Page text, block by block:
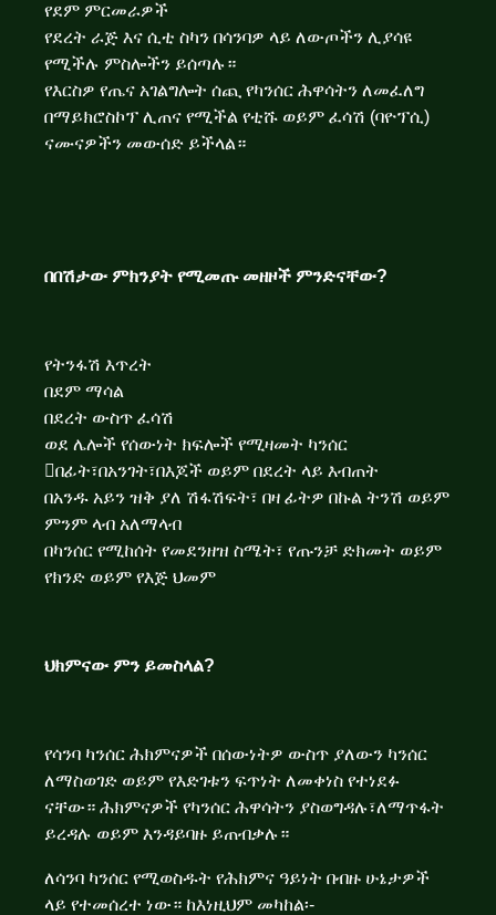
የደም ምርመራዎች
የደረት ራጅ እና ሲቲ ስካን በሳንባዎ ላይ ለውጦችን ሊያሳዩ
የሚችሉ ምስሎችን ይሰጣሉ።
የእርስዎ የጤና አገልግሎት ሰጪ የካንሰር ሕዋሳትን ለመፈለግ
በማይክሮስኮፕ ሊጠና የሚችል የቲሹ ወይም ፈሳሽ (ባዮፕሲ)
ናሙናዎችን መውሰድ ይችላል።
በበሽታው ምክንያት የሚመጡ መዘዞች ምንድናቸው?
የትንፋሽ እጥረት
በደም ማሳል
በደረት ውስጥ ፈሳሽ
ወደ ሌሎች የሰውነት ክፍሎች የሚዛመት ካንሰር
በፊት፣በአንገት፣በእጆች ወይም በደረት ላይ እብጠት
በአንዱ አይን ዝቅ ያለ ሽፋሽፍት፣ በዛ ፊትዎ በኩል ትንሽ ወይም
ምንም ላብ አለማላብ
በካንሰር የሚከሰት የመደንዘዝ ስሜት፣ የጡንቻ ድክመት ወይም
የክንድ ወይም የእጅ ህመም
ህክምናው ምን ይመስላል?
የሳንባ ካንሰር ሕክምናዎች በሰውነትዎ ውስጥ ያለውን ካንሰር
ለማስወገድ ወይም የእድገቱን ፍጥነት ለመቀነስ የተነደፉ
ናቸው። ሕክምናዎች የካንሰር ሕዋሳትን ያስወግዳሉ፣ለማጥፋት
ይረዳሉ ወይም እንዳይባዙ ይጠብቃሉ።
ለሳንባ ካንሰር የሚወስዱት የሕክምና ዓይነት በብዙ ሁኔታዎች
ላይ የተመሰረተ ነው። ከእነዚህም መካከል፡-